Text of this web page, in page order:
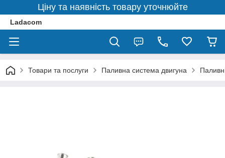
Ціну та наявність товару уточнюйте
Ladacom
Товари та послуги Паливна система двигуна